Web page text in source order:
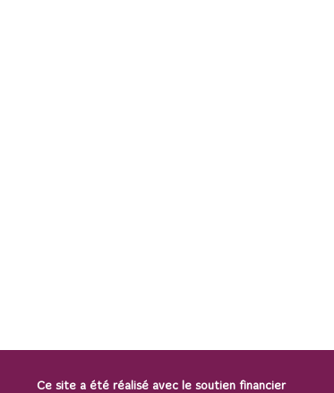
Ce site a été réalisé avec le soutien financier